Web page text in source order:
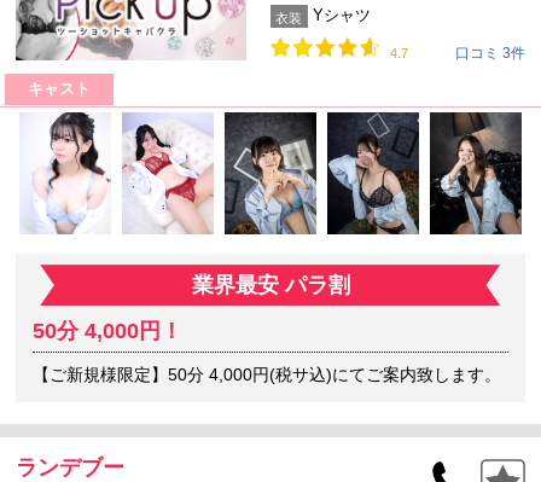
衣装 Yシャツ
4.7 口コミ 3件
キャスト
業界最安 パラ割
50分 4,000円！
【ご新規様限定】50分 4,000円(税サ込)にてご案内致します。
ランデブー